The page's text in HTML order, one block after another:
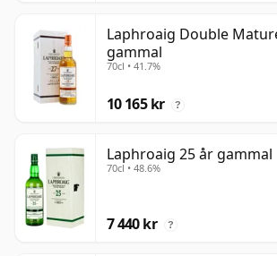
Laphroaig Double
gammal
70cl • 41.7%
10 165 kr ?
Laphroaig 25 år gammal
70cl • 48.6%
7 440 kr ?